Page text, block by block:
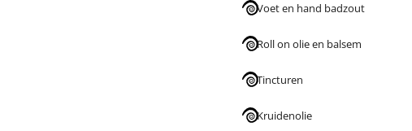
Voet en hand badzout
Roll on olie en balsem
Tincturen
Kruidenolie